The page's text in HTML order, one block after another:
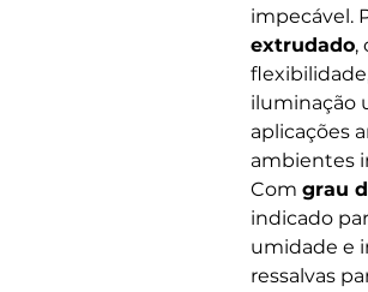
impecável.
extrudado,
iluminação
aplicações
ambientes
Com grau
indicado
umidade e
ressalvas